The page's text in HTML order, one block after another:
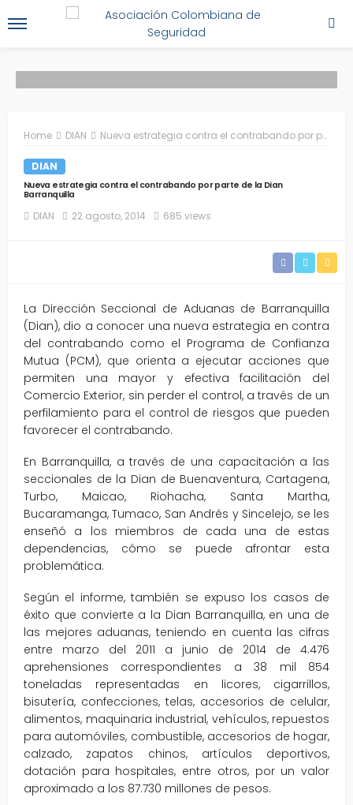
Home DIAN Nueva estrategia contra el contrabando por parte de la Dian Barranquilla
DIAN
Nueva estrategia contra el contrabando por parte de la Dian
Barranquilla
DIAN 22 agosto, 2014 685 views
La Dirección Seccional de Aduanas de Barranquilla
(Dian), dio a conocer una nueva estrategia en contra
del contrabando como el Programa de Confianza
Mutua (PCM), que orienta a ejecutar acciones que
permiten una mayor y efectiva facilitación del
Comercio Exterior, sin perder el control, a través de un
perfilamiento para el control de riesgos que pueden
favorecer el contrabando.
En Barranquilla, a través de una capacitación a las
seccionales de la Dian de Buenaventura, Cartagena,
Turbo, Maicao, Riohacha, Santa Martha,
Bucaramanga, Tumaco, San Andrés y Sincelejo, se les
enseñó a los miembros de cada una de estas
dependencias, cómo se puede afrontar esta
problemática.
Según el informe, también se expuso los casos de
éxito que convierte a la Dian Barranquilla, en una de
las mejores aduanas, teniendo en cuenta las cifras
entre marzo del 2011 a junio de 2014 de 4.476
aprehensiones correspondientes a 38 mil 854
toneladas representadas en licores, cigarrillos,
bisutería, confecciones, telas, accesorios de celular,
alimentos, maquinaria industrial, vehículos, repuestos
para automóviles, combustible, accesorios de hogar,
calzado, zapatos chinos, artículos deportivos,
dotación para hospitales, entre otros, por un valor
aproximado a los 87.730 millones de pesos.